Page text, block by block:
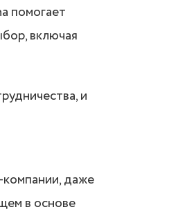
помогает
включая
и
даже
в основе